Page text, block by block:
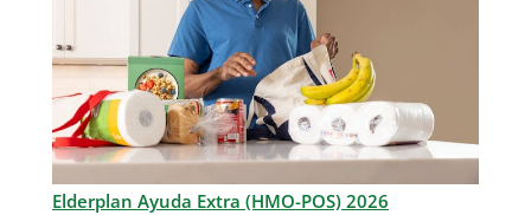
Elderplan Ayuda Extra (HMO-POS) 2026